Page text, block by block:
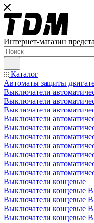
Интернет-магазин
Каталог
Автоматы защиты
Выключатели
Выключатели
Выключатели
Выключатели
Выключатели
Выключатели
Выключатели
Выключатели
Выключатели
Выключатели
Выключатели концевые
Выключатели концевые
Выключатели концевые
Выключатели концевые
Выключатели концевые